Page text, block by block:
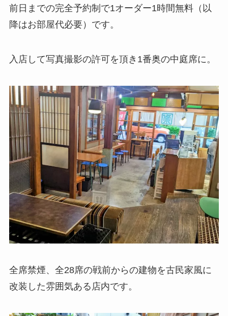
前日までの完全予約制で1オーダー1時間無料（以
降はお部屋代必要）です。
入店して写真撮影の許可を頂き1番奥の中庭席に。
全席禁煙、全28席の戦前からの建物を古民家風に
改装した雰囲気ある店内です。